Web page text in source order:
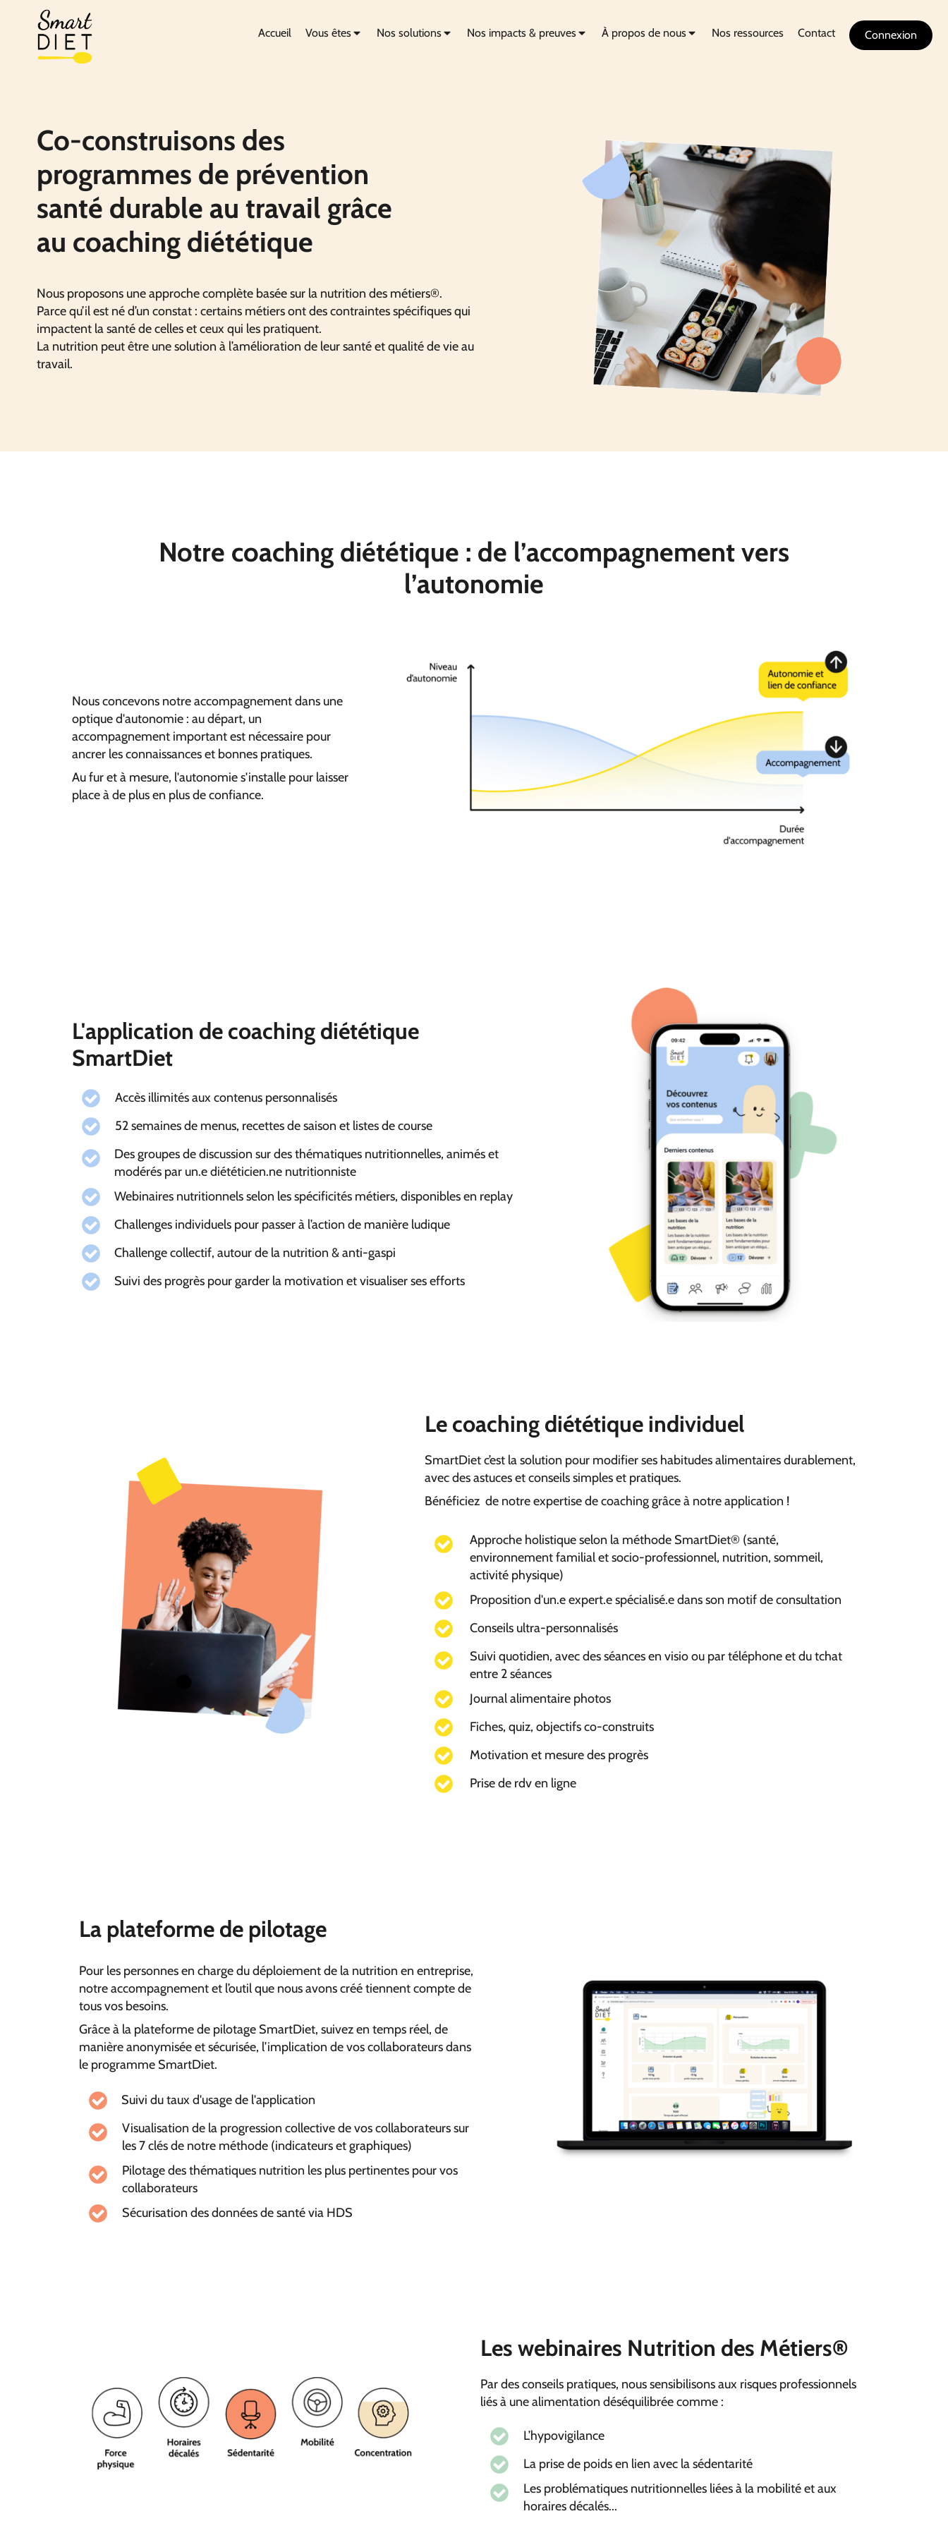
Accueil Vous êtes Nos solutions Nos impacts & preuves À propos de nous Nos ressources Contact Connexion
Co-construisons des
programmes de prévention
santé durable au travail grâce
au coaching diététique
Nous proposons une approche complète basée sur la nutrition des métiers®.
Parce qu’il est né d’un constat : certains métiers ont des contraintes spécifiques qui
impactent la santé de celles et ceux qui les pratiquent.
La nutrition peut être une solution à l’amélioration de leur santé et qualité de vie au
travail.
Notre coaching diététique : de l’accompagnement vers
l’autonomie
Nous concevons notre accompagnement dans une
optique d'autonomie : au départ, un
accompagnement important est nécessaire pour
ancrer les connaissances et bonnes pratiques.
Au fur et à mesure, l'autonomie s'installe pour laisser
place à de plus en plus de confiance.
L'application de coaching diététique
SmartDiet
Accès illimités aux contenus personnalisés
52 semaines de menus, recettes de saison et listes de course
Des groupes de discussion sur des thématiques nutritionnelles, animés et
modérés par un.e diététicien.ne nutritionniste
Webinaires nutritionnels selon les spécificités métiers, disponibles en replay
Challenges individuels pour passer à l’action de manière ludique
Challenge collectif, autour de la nutrition & anti-gaspi
Suivi des progrès pour garder la motivation et visualiser ses efforts
Le coaching diététique individuel
SmartDiet c’est la solution pour modifier ses habitudes alimentaires durablement,
avec des astuces et conseils simples et pratiques.
Bénéficiez de notre expertise de coaching grâce à notre application !
Approche holistique selon la méthode SmartDiet® (santé,
environnement familial et socio-professionnel, nutrition, sommeil,
activité physique)
Proposition d'un.e expert.e spécialisé.e dans son motif de consultation
Conseils ultra-personnalisés
Suivi quotidien, avec des séances en visio ou par téléphone et du tchat
entre 2 séances
Journal alimentaire photos
Fiches, quiz, objectifs co-construits
Motivation et mesure des progrès
Prise de rdv en ligne
La plateforme de pilotage
Pour les personnes en charge du déploiement de la nutrition en entreprise,
notre accompagnement et l’outil que nous avons créé tiennent compte de
tous vos besoins.
Grâce à la plateforme de pilotage SmartDiet, suivez en temps réel, de
manière anonymisée et sécurisée, l’implication de vos collaborateurs dans
le programme SmartDiet.
Suivi du taux d'usage de l'application
Visualisation de la progression collective de vos collaborateurs sur
les 7 clés de notre méthode (indicateurs et graphiques)
Pilotage des thématiques nutrition les plus pertinentes pour vos
collaborateurs
Sécurisation des données de santé via HDS
Les webinaires Nutrition des Métiers®
Par des conseils pratiques, nous sensibilisons aux risques professionnels
liés à une alimentation déséquilibrée comme :
L’hypovigilance
La prise de poids en lien avec la sédentarité
Les problématiques nutritionnelles liées à la mobilité et aux
horaires décalés...